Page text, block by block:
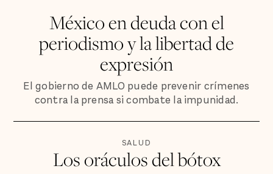
México en deuda con el
periodismo y la libertad de
expresión
El gobierno de AMLO puede prevenir crímenes
contra la prensa si combate la impunidad.
SALUD
Los oráculos del bótox